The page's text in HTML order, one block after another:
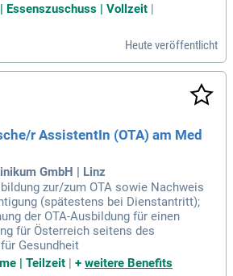
Essenszuschuss | Vollzeit
Heute veröffentlicht
r AssistentIn (OTA) am Med
GmbH | Linz
zur/zum OTA sowie Nachweis
(spätestens bei Dienstantritt);
der OTA-Ausbildung für einen
für Österreich seitens des
Gesundheit
| Teilzeit | + weitere Benefits